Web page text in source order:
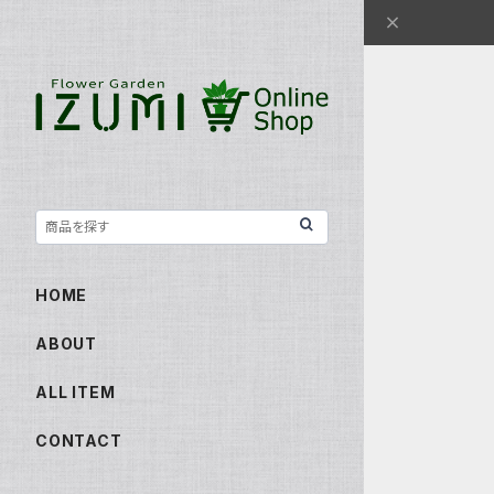
HOME
ABOUT
ALL ITEM
CONTACT